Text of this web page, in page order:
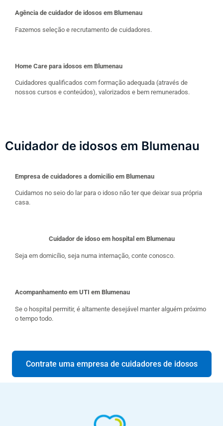
Agência de cuidador de idosos em Blumenau
Fazemos seleção e recrutamento de cuidadores.
Home Care para idosos em Blumenau
Cuidadores qualificados com formação adequada (através de
nossos cursos e conteúdos), valorizados e bem remunerados.
Cuidador de idosos em Blumenau
Empresa de cuidadores a domicilio em Blumenau
Cuidamos no seio do lar para o idoso não ter que deixar sua própria
casa.
Cuidador de idoso em hospital em Blumenau
Seja em domicílio, seja numa internação, conte conosco.
Acompanhamento em UTI em Blumenau
Se o hospital permitir, é altamente desejável manter alguém próximo
o tempo todo.
Contrate uma empresa de cuidadores de idosos